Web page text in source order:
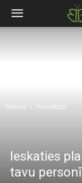
Sākums Horoskopi
Ieskaties
tavu